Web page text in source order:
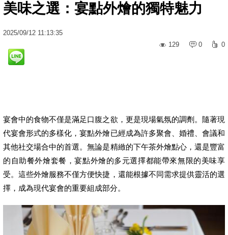
美味之選：宴點外燴的獨特魅力
2025/09/12 11:13:35
129
0 0
宴會中的食物不僅是滿足口腹之欲，更是現場氣氛的調劑。隨著現
代宴會形式的多樣化，宴點外燴已經成為許多聚會、婚禮、會議和
其他社交場合中的首選。無論是精緻的下午茶外燴點心，還是豐富
的自助餐外燴套餐，宴點外燴的多元選擇都能帶來無限的美味享
受。這些外燴服務不僅方便快捷，還能根據不同需求提供靈活的選
擇，成為現代宴會的重要組成部分。